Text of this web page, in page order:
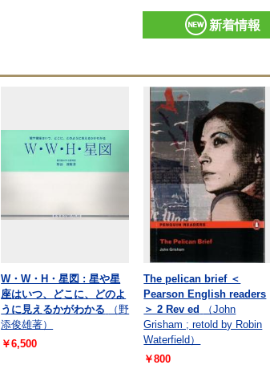
新着情報
W・W・H・星図 : 星や星
座はいつ、どこに、どのよ
うに見えるかがわかる
（野
添俊雄著）
￥6,500
The pelican brief ＜
Pearson English readers
＞ 2 Rev ed
（John
Grisham ; retold by Robin
Waterfield）
￥800